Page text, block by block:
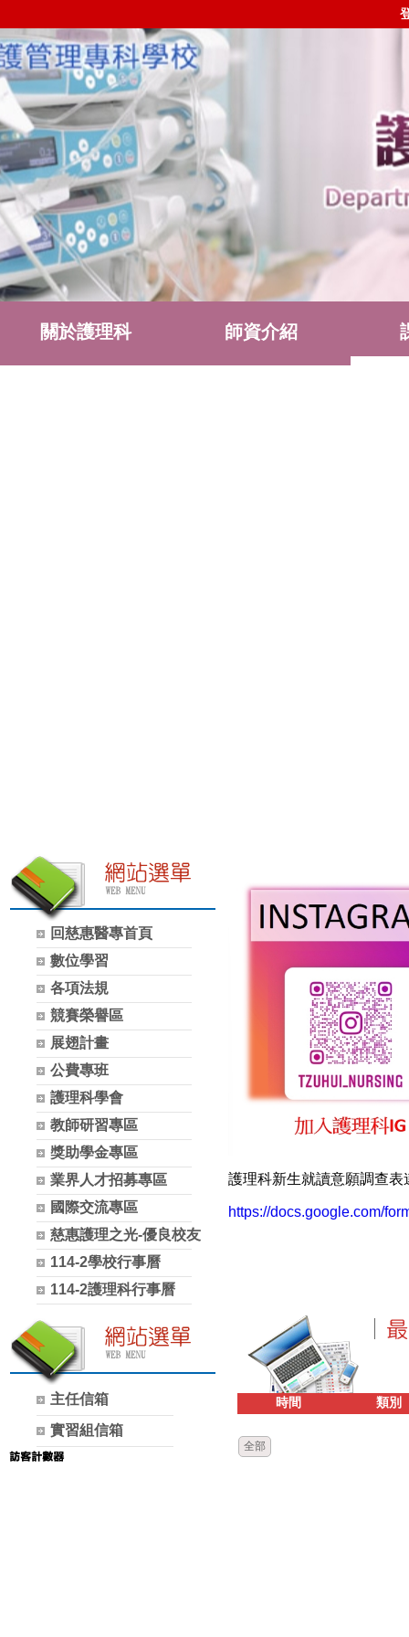
關於護理科 師資介紹
回慈惠醫專首頁
數位學習
各項法規
競賽榮譽區
展翅計畫
公費專班
護理科學會
教師研習專區
獎助學金專區
業界人才招募專區
國際交流專區
慈惠護理之光-優良校友
114-2學校行事曆
114-2護理科行事曆
主任信箱
實習組信箱
護理科新生就讀意願調查表
https://docs.google.com/
時間 類別
全部